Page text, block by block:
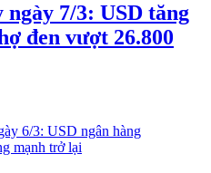
7/3: USD tăng
đen vượt 26.800